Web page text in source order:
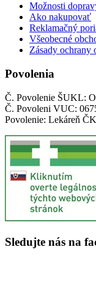
Možnosti
Ako nakupovať
Reklamačný
Všeobecné
Zásady ochrany
Povolenia
Č. Povolenie ŠUKL:
Č. Povoleni VUC:
Povolenie: Lekáreň
Sledujte nás na